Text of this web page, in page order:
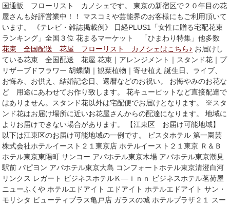
国通販 フローリスト カノシェです。 東京の新宿区で２０年目の花
屋さんも好評営業中！！ マスコミや芸能界のお客様にもご利用頂いて
います。 《テレビ・雑誌掲載例》 日経PLUS1「女性に贈る宅配花束
ランキング」全国３位 花まるマーケット 「ひまわり特集」他多数
花束 全国配送 花屋 フローリスト カノシェはこちら♪ お届けし
ている花束 全国配送 花屋 花束｜アレンジメント｜スタンド花｜プ
リザーブドフラワー 胡蝶蘭｜観葉植物｜寄せ植え 誕生日、ライブ、
お悔み、お供え、結婚記念日、還暦などのお祝い。 お悔やみのお花な
ど 用途にあわせてお作り致します。 花キューピットなど直接配達で
はありません。スタンド花以外は宅配便でお届けとなります。 ※スタ
ンド花はお届け場所に近いお花屋さんからの配達になります。 地域に
よりお届けできない場合があります。 【江東区 お届け可能地域】
以下は江東区のお届け可能地域の一例です。 ビスタホテル 第一園芸
株式会社ホテルイースト２１東京店 ホテルイースト２１東京 Ｒ＆Ｂ
ホテル東京東陽町 サンコー アパホテル東京木場 アパホテル東京潮見
駅前 パピヨン アパホテル東京大島 コンフォートホテル東京清澄白河
リンクス レガート ビジネスホテルＫ―ｉｎｎ ビジネスホテル茗荷屋
ニューふくや ホテルエドアイト エドアイト ホテルエドアイト サン・
モリシタ ビューティプラス亀戸店 ガラスの城 ホテルプラザ２１ スー